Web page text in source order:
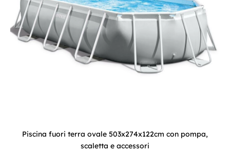
Piscina fuori terra ovale 503x274x122cm con pompa,
scaletta e accessori